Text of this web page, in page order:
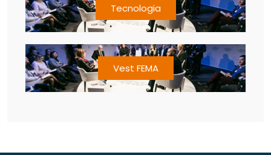
Tecnologia
Vest FEMA